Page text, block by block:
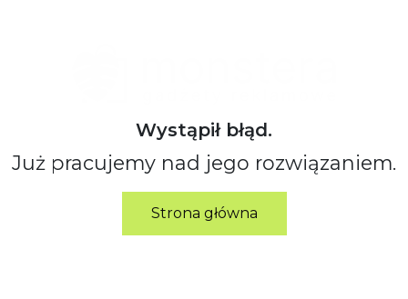
Wystąpił błąd.
Już pracujemy nad jego rozwiązaniem.
Strona główna